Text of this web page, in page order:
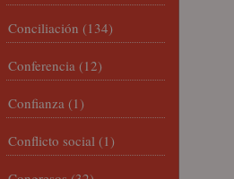
Conciliación (134)
Conferencia (12)
Confianza (1)
Conflicto social (1)